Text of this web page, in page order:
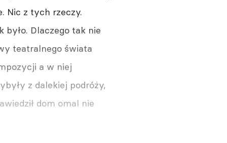
Nic z tych rzeczy.
Dlaczego tak nie
teatralnego świata
a w niej
z dalekiej podróży,
dom omal nie